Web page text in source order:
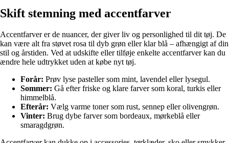
Skift stemning med accentfarver
Accentfarver er de nuancer, der giver liv og personlighed til dit tøj. De
kan være alt fra støvet rosa til dyb grøn eller klar blå – afhængigt af din
stil og årstiden. Ved at udskifte eller tilføje enkelte accentfarver kan du
ændre hele udtrykket uden at købe nyt tøj.
Forår: Prøv lyse pasteller som mint, lavendel eller lysegul.
Sommer: Gå efter friske og klare farver som koral, turkis eller
himmelblå.
Efterår: Vælg varme toner som rust, sennep eller olivengrøn.
Vinter: Brug dybe farver som bordeaux, mørkeblå eller
smaragdgrøn.